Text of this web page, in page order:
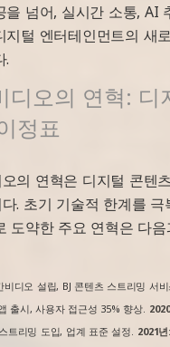
을 넘어, 실시간 소통, AI
지털 엔터테인먼트의 새
.
디오의 연혁: 디
정표
의 연혁은 디지털 콘텐
. 초기 기술적 한계를 극
도약한 주요 연혁은 다음
디오 설립, BJ 콘텐츠 스트리밍 서비
출시, 사용자 접근성 35% 향상.
트리밍 도입, 업계 표준 설정. 2021년: